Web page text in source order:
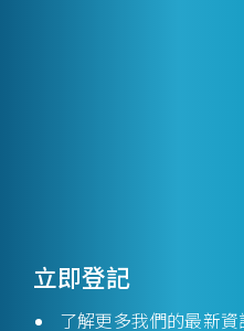
立即登記
了解更多我們的最新資